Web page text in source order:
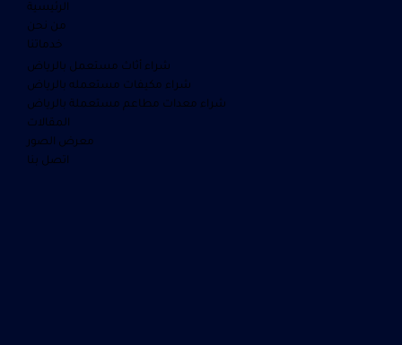
الرئيسية
من نحن
خدماتنا
شراء أثاث مستعمل بالرياض
شراء مكيفات مستعمله بالرياض
شراء معدات مطاعم مستعملة بالرياض
المقالات
معرض الصور
اتصل بنا